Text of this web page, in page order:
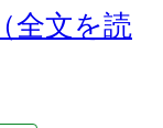
（全文を読